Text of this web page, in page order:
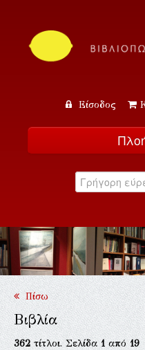
Είσοδος
Κατάλογος
Εκδηλώσεις
Επικοινωνία
Πίσω
Βιβλία
362τίτλοι. Σελίδα1από19